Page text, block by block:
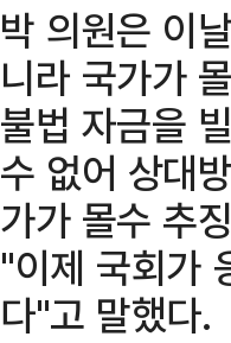
박 의원은 이
니라 국가가
불법 자금을
수 없어 상대
가가 몰수 추
"이제 국회가
다"고 말했다.